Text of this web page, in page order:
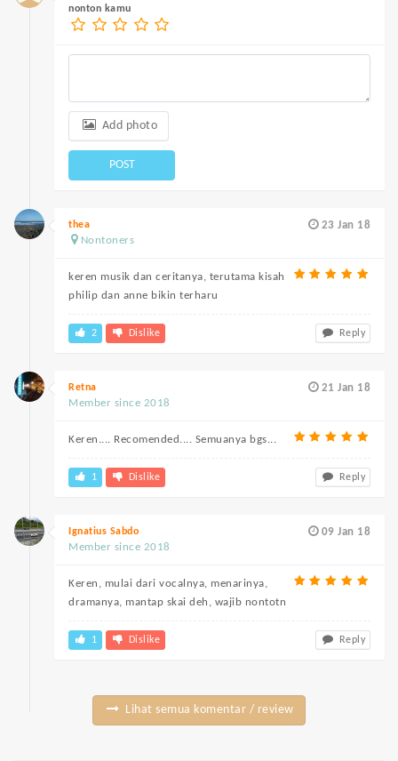
nonton kamu
Add photo
POST
23 Jan 18
thea
Nontoners
keren musik dan ceritanya, terutama kisah
philip dan anne bikin terharu
2 Dislike Reply
21 Jan 18
Retna
Member since 2018
Keren.... Recomended.... Semuanya bgs...
1 Dislike Reply
09 Jan 18
Ignatius Sabdo
Member since 2018
Keren, mulai dari vocalnya, menarinya,
dramanya, mantap skai deh, wajib nontotn
1 Dislike Reply
Lihat semua komentar / review